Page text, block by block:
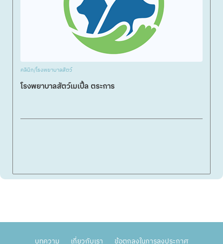
คลินิก/โรงพยาบาลสัตว์
โรงพยาบาลสัตว์เมเปิ้ล ตระการ
บทความ เกี่ยวกับเรา ข้อตกลงในการลงประกาศ